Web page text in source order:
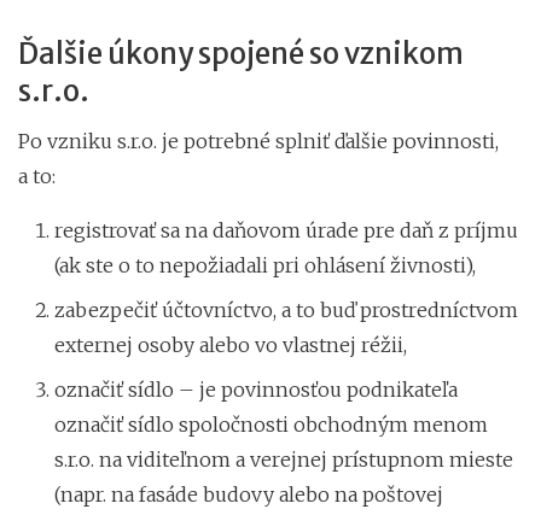
Ďalšie úkony spojené so vznikom
s.r.o.
Po vzniku s.r.o. je potrebné splniť ďalšie povinnosti,
a to:
registrovať sa na daňovom úrade pre daň z príjmu
(ak ste o to nepožiadali pri ohlásení živnosti),
zabezpečiť účtovníctvo, a to buď prostredníctvom
externej osoby alebo vo vlastnej réžii,
označiť sídlo – je povinnosťou podnikateľa
označiť sídlo spoločnosti obchodným menom
s.r.o. na viditeľnom a verejnej prístupnom mieste
(napr. na fasáde budovy alebo na poštovej